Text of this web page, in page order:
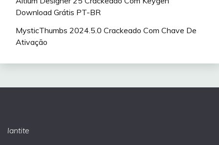
Download Grátis PT-BR
MysticThumbs 2024.5.0 Crackeado Com Chave De
Ativação
lantite